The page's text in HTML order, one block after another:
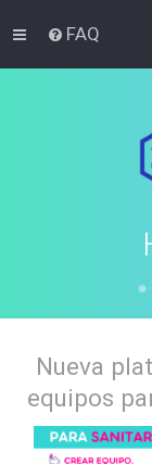
FAQ
Nueva
equipos